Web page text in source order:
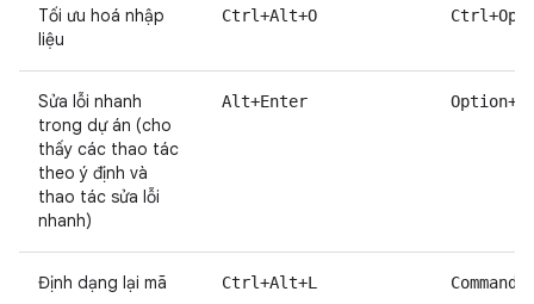
Tối ưu hoá nhập
liệu
Ctrl+Alt+O
Sửa lỗi nhanh
trong dự án (cho
thấy các thao tác
theo ý định và
thao tác sửa lỗi
nhanh)
Alt+Enter
Định dạng lại mã Ctrl+Alt+L